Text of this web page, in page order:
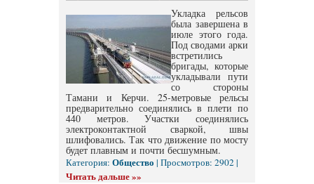
Укладка рельсов
была завершена в
июле этого года.
Под сводами арки
встретились
бригады, которые
укладывали пути
со стороны
Тамани и Керчи. 25-метровые рельсы
предварительно соединялись в плети по
440 метров. Участки соединялись
электроконтактной сваркой, швы
шлифовались. Так что движение по мосту
будет плавным и почти бесшумным.
Категория: Общество | Просмотров: 2902 |
Читать дальше »»